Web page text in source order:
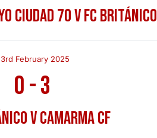
Ciudad 70 v FC Británico
February 2025
0-3
v Camarma CF